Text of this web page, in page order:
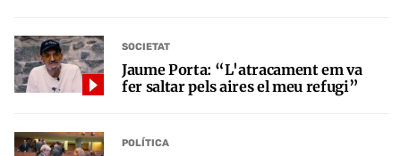
SOCIETAT
Jaume Porta: “L'atracament em va
fer saltar pels aires el meu refugi”
POLÍTICA